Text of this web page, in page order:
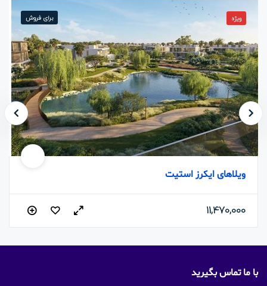
ویژه برای فروش
ویلاهای ایکرز استیت
11,470,000
با ما تماس بگیرید